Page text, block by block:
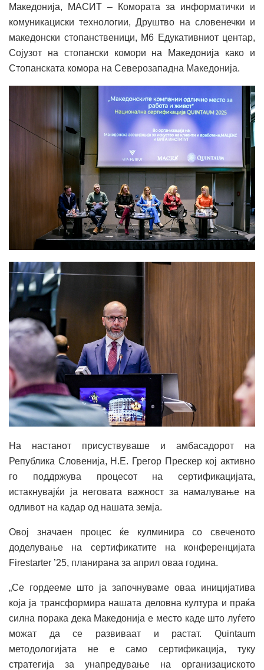
Македонија, МАСИТ – Комората за информатички и
комуникациски технологии, Друштво на словенечки и
македонски стопанственици, M6 Едукативниот центар,
Сојузот на стопански комори на Македонија како и
Стопанската комора на Северозападна Македонија.
На настанот присуствуваше и амбасадорот на
Република Словенија, Н.Е. Грегор Прескер кој активно
го поддржува процесот на сертификацијата,
истакнувајќи ја неговата важност за намалување на
одливот на кадар од нашата земја.
Овој значаен процес ќе кулминира со свеченото
доделување на сертификатите на конференцијата
Firestarter ’25, планирана за април оваа година.
„Се гордееме што ја започнуваме оваа иницијатива
која ја трансформира нашата деловна култура и праќа
силна порака дека Македонија е место каде што луѓето
можат да се развиваат и растат. Quintaum
методологијата не е само сертификација, туку
стратегија за унапредување на организациското